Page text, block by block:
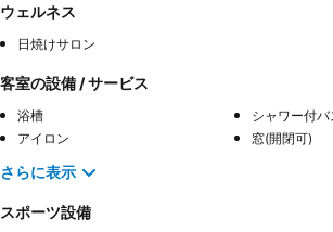
ウェルネス
日焼けサロン
客室の設備 / サービス
浴槽
シャワー付バ
アイロン
窓(開閉可)
さらに表示
スポーツ設備